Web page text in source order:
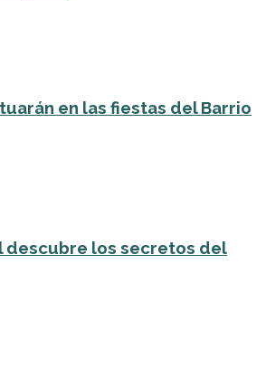
en las fiestas del Barrio
descubre los secretos del